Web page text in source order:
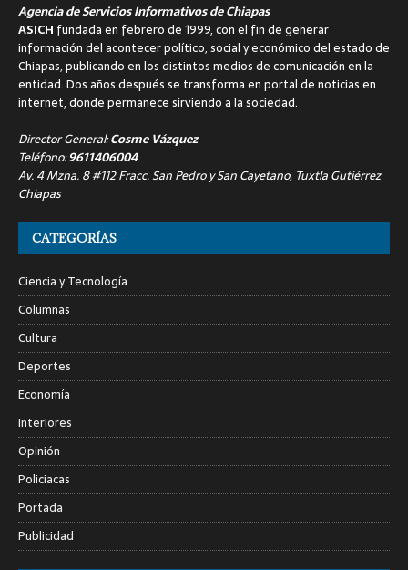
Agencia de Servicios Informativos de Chiapas
ASICH fundada en febrero de 1999, con el fin de generar
información del acontecer político, social y económico del estado de
Chiapas, publicando en los distintos medios de comunicación en la
entidad. Dos años después se transforma en portal de noticias en
internet, donde permanece sirviendo a la sociedad.
Director General:Cosme Vázquez
Teléfono:9611406004
Av. 4 Mzna. 8 #112 Fracc. San Pedro y San Cayetano, Tuxtla Gutiérrez
Chiapas
CATEGORÍAS
Ciencia y Tecnología
Columnas
Cultura
Deportes
Economía
Interiores
Opinión
Policiacas
Portada
Publicidad